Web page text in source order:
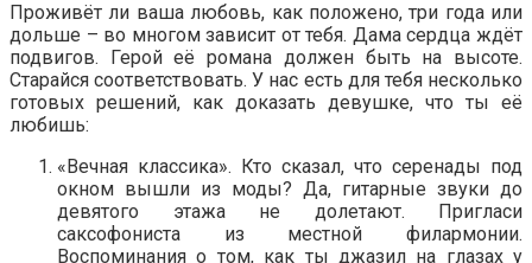
Проживёт ли ваша любовь, как положено, три года или
дольше – во многом зависит от тебя. Дама сердца ждёт
подвигов. Герой её романа должен быть на высоте.
Старайся соответствовать. У нас есть для тебя несколько
готовых решений, как доказать девушке, что ты её
любишь:
«Вечная классика». Кто сказал, что серенады под
окном вышли из моды? Да, гитарные звуки до
девятого этажа не долетают. Пригласи
саксофониста из местной филармонии.
Воспоминания о том, как ты джазил на глазах у